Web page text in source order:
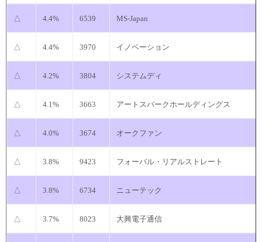
△ 4.4% 6539 MS-Japan
△ 4.4% 3970 イノベーション
△ 4.2% 3804 システムディ
△ 4.1% 3663 アートスパークホールディングス
△ 4.0% 3674 オークファン
△ 3.8% 9423 フォーバル・リアルストレート
△ 3.8% 6734 ニューテック
△ 3.7% 8023 大興電子通信